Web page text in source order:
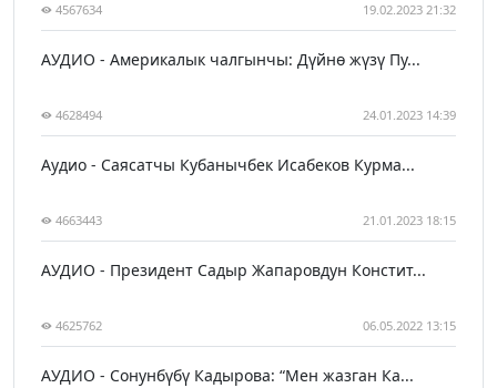
4567634 19.02.2023 21:32
АУДИО - Америкалык чалгынчы: Дүйнө жүзү Пу...
4628494 24.01.2023 14:39
Аудио - Саясатчы Кубанычбек Исабеков Курма...
4663443 21.01.2023 18:15
АУДИО - Президент Садыр Жапаровдун Констит...
4625762 06.05.2022 13:15
АУДИО - Сонунбүбү Кадырова: “Мен жазган Ка...